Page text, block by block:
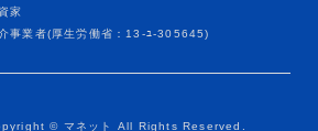
家
事業者(厚生労働省：13-ﾕ-305645)